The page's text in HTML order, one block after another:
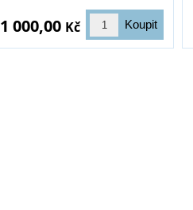
000,00 Kč
v oblasti zbraně a